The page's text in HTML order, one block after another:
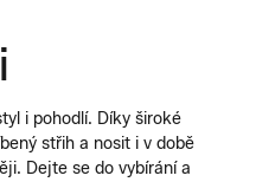
i pohodlí. Díky široké
střih a nosit i v době
Dejte se do vybírání a